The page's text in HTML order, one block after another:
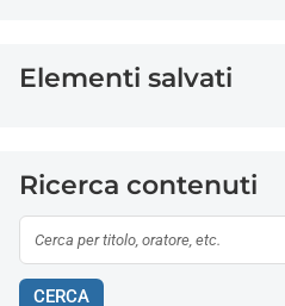
Elementi salvati
Ricerca contenuti
CERCA